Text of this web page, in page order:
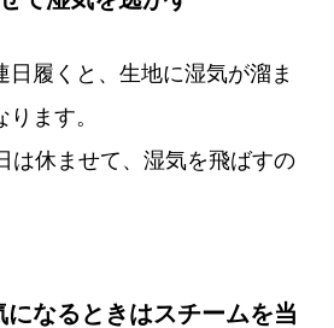
日履くと、生地に湿気が溜ま
ます。
は休ませて、湿気を飛ばすの
になるときはスチームを当